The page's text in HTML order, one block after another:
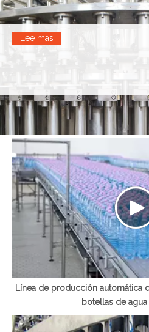
Lee mas
Línea de producción automática
botellas de agua